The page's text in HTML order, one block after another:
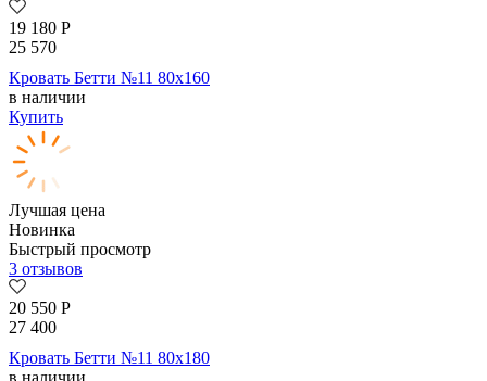
19 180 Р
25 570
Кровать Бетти №11 80х160
в наличии
Купить
Лучшая цена
Новинка
Быстрый просмотр
3 отзывов
20 550 Р
27 400
Кровать Бетти №11 80х180